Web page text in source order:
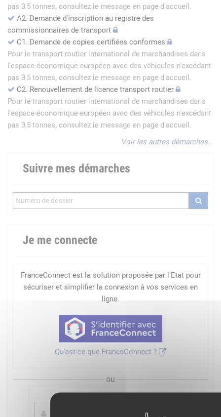
pas 3,5 tonnes, consultez le message en page d'accueil.
A2. Demande d'inscription au registre des
commissionnaires de transport
C1. Demande de copies certifiées conformes
Pour le transport routier international de marchandises dans
l'espace économique européen avec des véhicules n'excédant
pas 3,5 tonnes, consultez le message en page d'accueil.
C2. Renouvellement de licence transport routier
Pour le transport routier international de marchandises dans
l'espace économique européen avec des véhicules n'excédant
pas 3,5 tonnes, consultez le message en page d'accueil.
Voir les autres démarches...
Suivre mes démarches
Je me connecte
FranceConnect est la solution proposée par l'Etat pour
sécuriser et simplifier la connexion à vos services en
ligne.
Qu'est-ce que FranceConnect ?
ou